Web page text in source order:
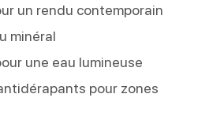
un rendu contemporain
minéral
une eau lumineuse
pour zones